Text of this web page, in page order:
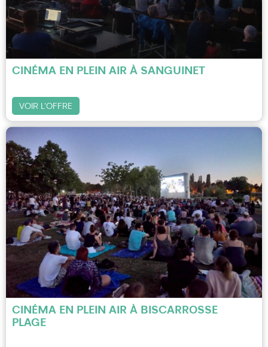
CINÉMA EN PLEIN AIR À SANGUINET
VOIR L'OFFRE
CINÉMA EN PLEIN AIR À BISCARROSSE
PLAGE